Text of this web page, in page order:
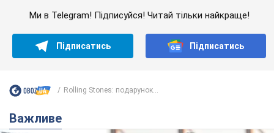
Ми в Telegram! Підписуйся! Читай тільки найкраще!
Підписатись Підписатись
Rolling Stones: подарунок...
Важливе